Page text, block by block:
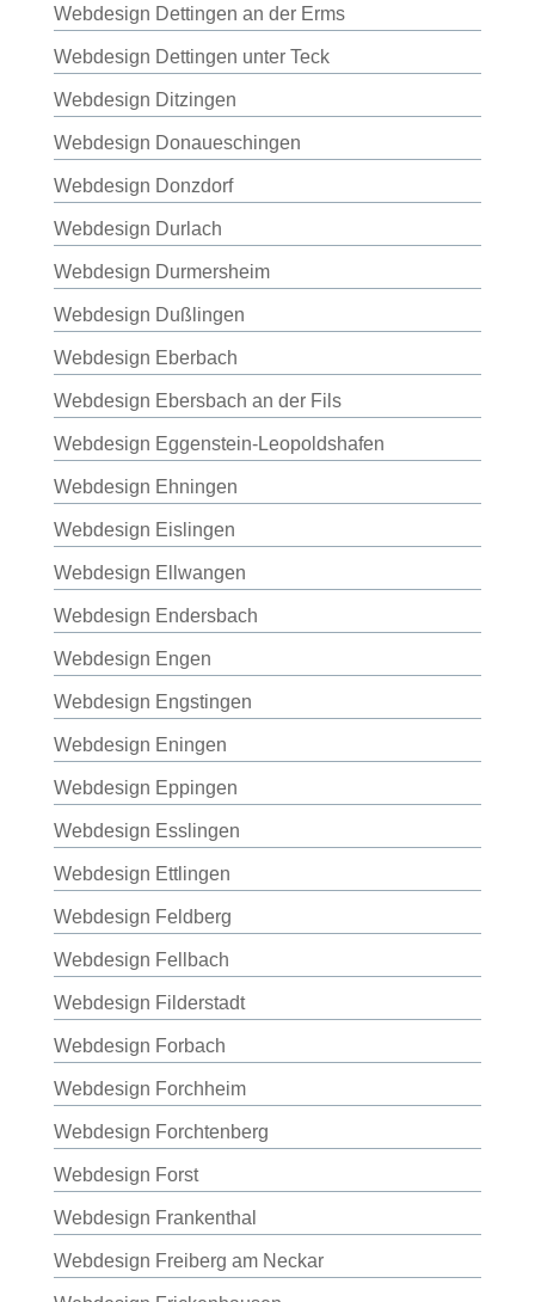
Webdesign Dettingen an der Erms
Webdesign Dettingen unter Teck
Webdesign Ditzingen
Webdesign Donaueschingen
Webdesign Donzdorf
Webdesign Durlach
Webdesign Durmersheim
Webdesign Dußlingen
Webdesign Eberbach
Webdesign Ebersbach an der Fils
Webdesign Eggenstein-Leopoldshafen
Webdesign Ehningen
Webdesign Eislingen
Webdesign Ellwangen
Webdesign Endersbach
Webdesign Engen
Webdesign Engstingen
Webdesign Eningen
Webdesign Eppingen
Webdesign Esslingen
Webdesign Ettlingen
Webdesign Feldberg
Webdesign Fellbach
Webdesign Filderstadt
Webdesign Forbach
Webdesign Forchheim
Webdesign Forchtenberg
Webdesign Forst
Webdesign Frankenthal
Webdesign Freiberg am Neckar